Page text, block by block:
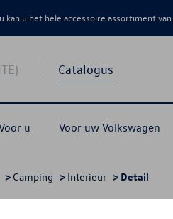
kan u het hele accessoire assortiment
Catalogus
u Voor uw Volkswagen
> Camping > Interieur > Detail